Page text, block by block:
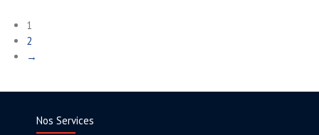
1
2
→
Nos Services